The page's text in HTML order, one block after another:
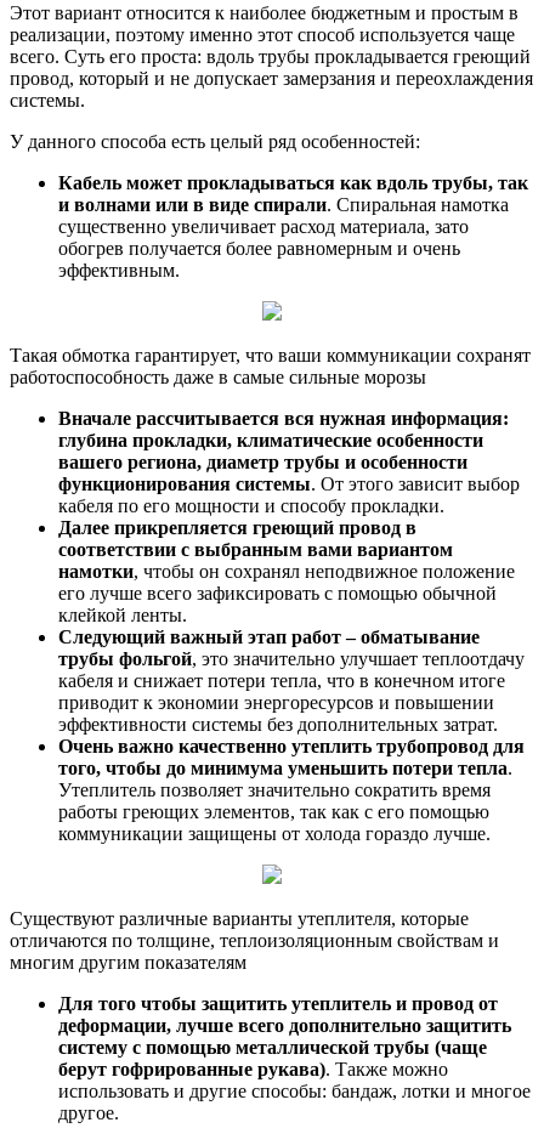
Этот вариант относится к наиболее бюджетным и простым в
реализации, поэтому именно этот способ используется чаще
всего. Суть его проста: вдоль трубы прокладывается греющий
провод, который и не допускает замерзания и переохлаждения
системы.
У данного способа есть целый ряд особенностей:
Кабель может прокладываться как вдоль трубы, так
и волнами или в виде спирали. Спиральная намотка
существенно увеличивает расход материала, зато
обогрев получается более равномерным и очень
эффективным.
Такая обмотка гарантирует, что ваши коммуникации сохранят
работоспособность даже в самые сильные морозы
Вначале рассчитывается вся нужная информация:
глубина прокладки, климатические особенности
вашего региона, диаметр трубы и особенности
функционирования системы. От этого зависит выбор
кабеля по его мощности и способу прокладки.
Далее прикрепляется греющий провод в
соответствии с выбранным вами вариантом
намотки, чтобы он сохранял неподвижное положение
его лучше всего зафиксировать с помощью обычной
клейкой ленты.
Следующий важный этап работ – обматывание
трубы фольгой, это значительно улучшает теплоотдачу
кабеля и снижает потери тепла, что в конечном итоге
приводит к экономии энергоресурсов и повышении
эффективности системы без дополнительных затрат.
Очень важно качественно утеплить трубопровод для
того, чтобы до минимума уменьшить потери тепла.
Утеплитель позволяет значительно сократить время
работы греющих элементов, так как с его помощью
коммуникации защищены от холода гораздо лучше.
Существуют различные варианты утеплителя, которые
отличаются по толщине, теплоизоляционным свойствам и
многим другим показателям
Для того чтобы защитить утеплитель и провод от
деформации, лучше всего дополнительно защитить
систему с помощью металлической трубы (чаще
берут гофрированные рукава). Также можно
использовать и другие способы: бандаж, лотки и многое
другое.